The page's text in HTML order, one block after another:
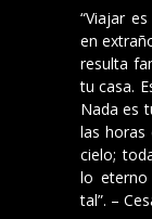
“Viajar
en
resulta
tu casa.
Nada es
las horas
cielo;
lo
tal”. –